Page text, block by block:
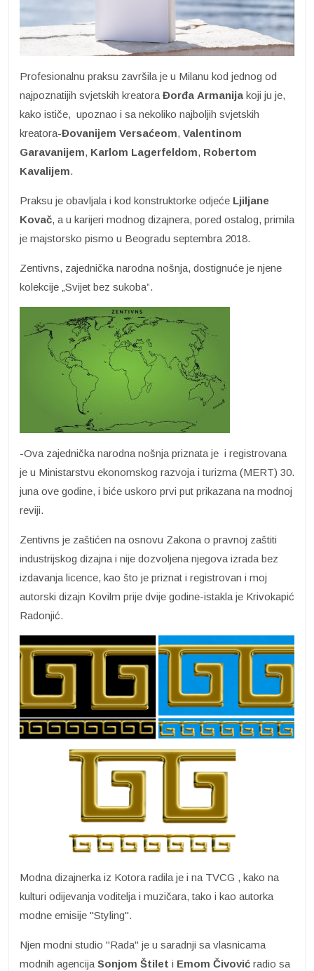
Profesionalnu praksu završila je u Milanu kod jednog od
najpoznatijih svjetskih kreatora Đorđa Armanija koji ju je,
kako ističe, upoznao i sa nekoliko najboljih svjetskih
kreatora-Đovanijem Versaćeom, Valentinom
Garavanijem, Karlom Lagerfeldom, Robertom
Kavalijem.
Praksu je obavljala i kod konstruktorke odjeće Ljiljane
Kovač, a u karijeri modnog dizajnera, pored ostalog, primila
je majstorsko pismo u Beogradu septembra 2018.
Zentivns, zajednička narodna nošnja, dostignuće je njene
kolekcije „Svijet bez sukoba”.
-Ova zajednička narodna nošnja priznata je i registrovana
je u Ministarstvu ekonomskog razvoja i turizma (MERT) 30.
juna ove godine, i biće uskoro prvi put prikazana na modnoj
reviji.
Zentivns je zaštićen na osnovu Zakona o pravnoj zaštiti
industrijskog dizajna i nije dozvoljena njegova izrada bez
izdavanja licence, kao što je priznat i registrovan i moj
autorski dizajn Kovilm prije dvije godine-istakla je Krivokapić
Radonjić.
Modna dizajnerka iz Kotora radila je i na TVCG , kako na
kulturi odijevanja voditelja i muzičara, tako i kao autorka
modne emisije "Styling".
Njen modni studio "Rada" je u saradnji sa vlasnicama
modnih agencija Sonjom Štilet i Emom Čivović radio sa